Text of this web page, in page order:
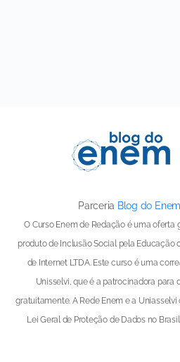
Parceria Blog do Enem
O Curso Enem de Redação é uma
produto de Inclusão Social pela Educação
de Internet LTDA. Este curso é uma
Unisselvi, que é a patrocinadora para
gratuitamente. A Rede Enem e a
Lei Geral de Proteção de Dados no